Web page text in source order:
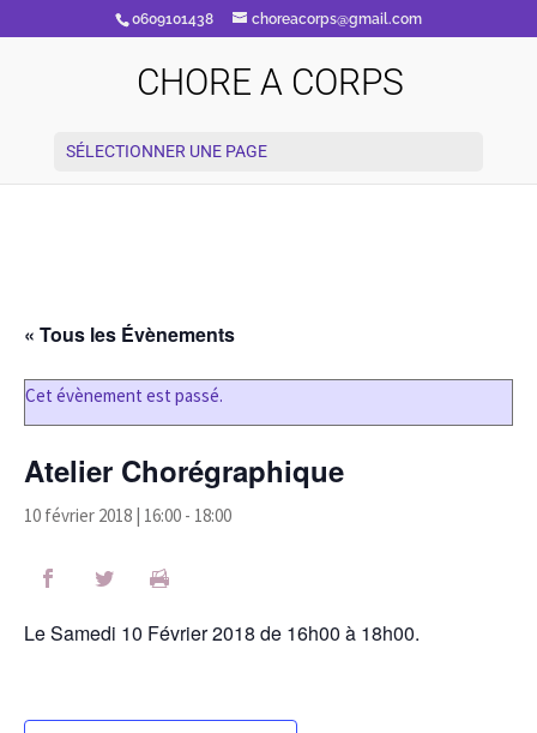
0609101438 choreacorps@gmail.com
CHORE A CORPS
SÉLECTIONNER UNE PAGE
« Tous les Évènements
Cet évènement est passé.
Atelier Chorégraphique
10 février 2018 | 16:00 - 18:00
Le Samedi 10 Février 2018 de 16h00 à 18h00.